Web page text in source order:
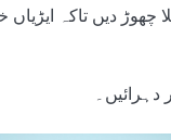
چھوڑ دیں تاکہ
دہرائیں۔